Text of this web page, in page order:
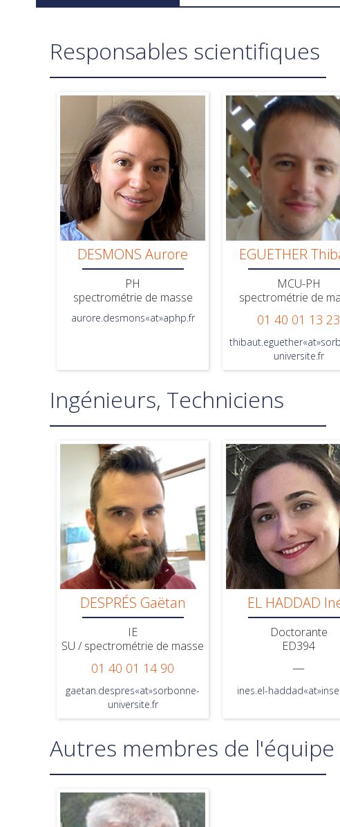
Responsables scientifiques
DESMONS Aurore
PH
spectrométrie de masse
aurore.desmons«at»aphp.fr
EGUETHER
MCU-PH
spectrométrie de
01 40 01 13 23
universite.fr
Ingénieurs, Techniciens
DESPRÉS Gaëtan
IE
SU / spectrométrie de masse
01 40 01 14 90
gaetan.despres«at»sorbonne-
universite.fr
EL HADDAD
Doctorante
ED394
—
ines.el-
Autres membres de l'équipe